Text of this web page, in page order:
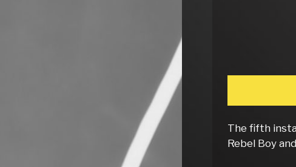
The fifth
Rebel Boy